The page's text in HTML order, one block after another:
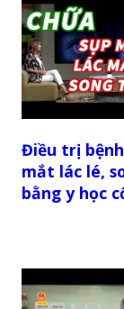
Điều trị
mắt lác lé,
bằng y học